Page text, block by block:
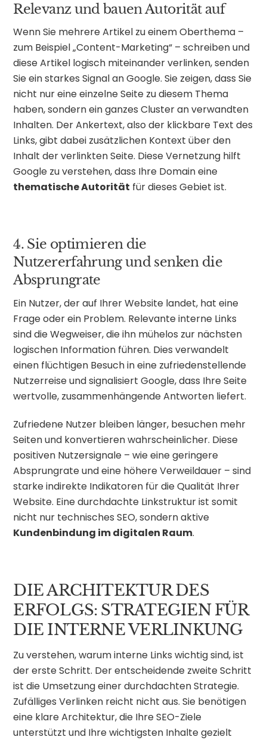
Relevanz und bauen Autorität auf
Wenn Sie mehrere Artikel zu einem Oberthema –
zum Beispiel „Content-Marketing“ – schreiben und
diese Artikel logisch miteinander verlinken, senden
Sie ein starkes Signal an Google. Sie zeigen, dass Sie
nicht nur eine einzelne Seite zu diesem Thema
haben, sondern ein ganzes Cluster an verwandten
Inhalten. Der Ankertext, also der klickbare Text des
Links, gibt dabei zusätzlichen Kontext über den
Inhalt der verlinkten Seite. Diese Vernetzung hilft
Google zu verstehen, dass Ihre Domain eine
thematische Autorität für dieses Gebiet ist.
4. Sie optimieren die
Nutzererfahrung und senken die
Absprungrate
Ein Nutzer, der auf Ihrer Website landet, hat eine
Frage oder ein Problem. Relevante interne Links
sind die Wegweiser, die ihn mühelos zur nächsten
logischen Information führen. Dies verwandelt
einen flüchtigen Besuch in eine zufriedenstellende
Nutzerreise und signalisiert Google, dass Ihre Seite
wertvolle, zusammenhängende Antworten liefert.
Zufriedene Nutzer bleiben länger, besuchen mehr
Seiten und konvertieren wahrscheinlicher. Diese
positiven Nutzersignale – wie eine geringere
Absprungrate und eine höhere Verweildauer – sind
starke indirekte Indikatoren für die Qualität Ihrer
Website. Eine durchdachte Linkstruktur ist somit
nicht nur technisches SEO, sondern aktive
Kundenbindung im digitalen Raum.
DIE ARCHITEKTUR DES
ERFOLGS: STRATEGIEN FÜR
DIE INTERNE VERLINKUNG
Zu verstehen, warum interne Links wichtig sind, ist
der erste Schritt. Der entscheidende zweite Schritt
ist die Umsetzung einer durchdachten Strategie.
Zufälliges Verlinken reicht nicht aus. Sie benötigen
eine klare Architektur, die Ihre SEO-Ziele
unterstützt und Ihre wichtigsten Inhalte gezielt